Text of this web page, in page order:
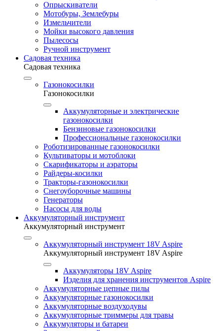
Опрыскиватели
Мотобуры, Землебуры
Измельчители
Мойки высокого давления
Пылесосы
Ручной инструмент
Садовая техника
Садовая техника
Газонокосилки
Газонокосилки
Аккумуляторные и электрические
газонокосилки
Бензиновые газонокосилки
Профессиональные газонокосилки
Роботизированные газонокосилки
Культиваторы и мотоблоки
Скарификаторы и аэраторы
Райдеры-косилки
Тракторы-газонокосилки
Снегоуборочные машины
Генераторы
Насосы для воды
Аккумуляторный инструмент
Аккумуляторный инструмент
Аккумуляторный инструмент 18V Aspire
Аккумуляторный инструмент 18V Aspire
Аккумуляторы 18V Aspire
Изделия для хранения инструментов Aspire
Аккумуляторные цепные пилы
Аккумуляторные газонокосилки
Аккумуляторные воздуходувы
Аккумуляторные триммеры для травы
Аккумуляторы и батареи